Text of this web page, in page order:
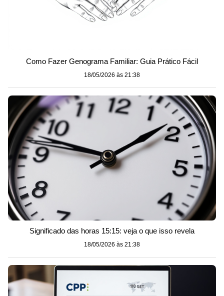
Como Fazer Genograma Familiar: Guia Prático Fácil
18/05/2026 às 21:38
Significado das horas 15:15: veja o que isso revela
18/05/2026 às 21:38